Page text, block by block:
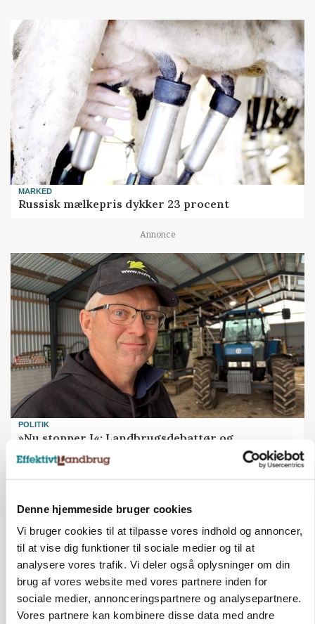
Denne hjemmeside bruger cookies
Vi bruger cookies til at tilpasse vores indhold og annoncer,
til at vise dig funktioner til sociale medier og til at
analysere vores trafik. Vi deler også oplysninger om din
brug af vores website med vores partnere inden for
sociale medier, annonceringspartnere og analysepartnere.
Vores partnere kan kombinere disse data med andre
MARKED
Russisk mælkepris dykker 23 procent
Annonce
POLITIK
»Nu stopper I«: Landbrugsdebattør og
protestgruppe vil demonstrere mod ny
gødskningslov
POLITIK
Folketinget behandler ny gødskningslov: Sådan
kan den ændre din bedrift fra 2027
Annonce
Loading...